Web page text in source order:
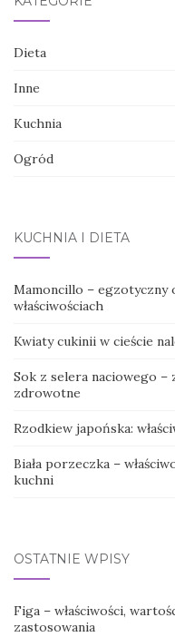
Dieta
Inne
Kuchnia
Ogród
KUCHNIA I DIETA
Mamoncillo –
właściwościach
Kwiaty cukinii w cieście
Sok z selera naciowego –
zdrowotne
Rzodkiew japońska:
Biała porzeczka –
kuchni
OSTATNIE WPISY
Figa – właściwości,
zastosowania